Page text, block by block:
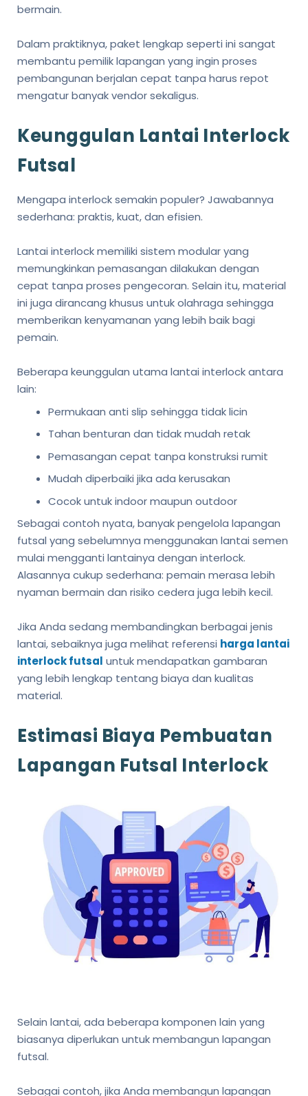
bermain.
Dalam praktiknya, paket lengkap seperti ini sangat
membantu pemilik lapangan yang ingin proses
pembangunan berjalan cepat tanpa harus repot
mengatur banyak vendor sekaligus.
Keunggulan Lantai Interlock
Futsal
Mengapa interlock semakin populer? Jawabannya
sederhana: praktis, kuat, dan efisien.
Lantai interlock memiliki sistem modular yang
memungkinkan pemasangan dilakukan dengan
cepat tanpa proses pengecoran. Selain itu, material
ini juga dirancang khusus untuk olahraga sehingga
memberikan kenyamanan yang lebih baik bagi
pemain.
Beberapa keunggulan utama lantai interlock antara
lain:
Permukaan anti slip sehingga tidak licin
Tahan benturan dan tidak mudah retak
Pemasangan cepat tanpa konstruksi rumit
Mudah diperbaiki jika ada kerusakan
Cocok untuk indoor maupun outdoor
Sebagai contoh nyata, banyak pengelola lapangan
futsal yang sebelumnya menggunakan lantai semen
mulai mengganti lantainya dengan interlock.
Alasannya cukup sederhana: pemain merasa lebih
nyaman bermain dan risiko cedera juga lebih kecil.
Jika Anda sedang membandingkan berbagai jenis
lantai, sebaiknya juga melihat referensi harga lantai
interlock futsal untuk mendapatkan gambaran
yang lebih lengkap tentang biaya dan kualitas
material.
Estimasi Biaya Pembuatan
Lapangan Futsal Interlock
Selain lantai, ada beberapa komponen lain yang
biasanya diperlukan untuk membangun lapangan
futsal.
Sebagai contoh, jika Anda membangun lapangan